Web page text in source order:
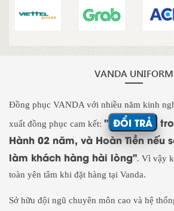
VANDA UNIFORM
Đồng phục VANDA với nhiều năm kinh
xuất đồng phục cam kết: " ĐỔI TRẢ
Hành 02 năm, và Hoàn Tiền nếu
làm khách hàng hài lòng". Vì vậy
toàn yên tâm khi đặt hàng tại Vanda.
Sở hữu đội ngũ chuyên môn cao và hệ